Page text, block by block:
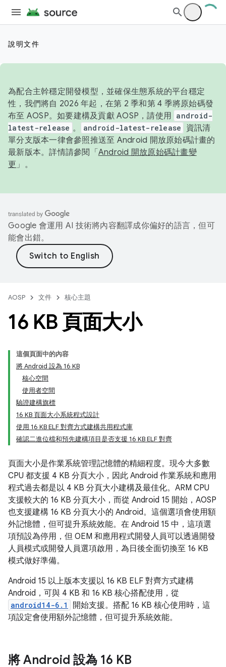
說明文件
為配合主幹穩定開發模型，並確保生態系統的平台穩定
性，我們將自 2026 年起，在第 2 季和第 4 季將原始碼發
布至 AOSP。如要建構及貢獻 AOSP，請使用 android-
latest-release 。 android-latest-release
資訊清
單分支版本一律會參照推送至 Android 開放原始碼計畫的
最新版本。詳情請參閱「 Android 開放原始碼計畫變
更 」。
Google 會運用 AI 技術將內容翻譯成你偏好的語言，但可
能會出錯。
AOSP 文件 核心主題
16 KB 頁面大小
這個頁面中的內容
將 Android 設為 16 KB
核心空間
使用者空間
驗證建構旗標
16 KB 頁面大小系統程式設計
使用 16 KB ELF 對齊方式建構共用程式庫
確認二進位檔和預先建構項目是否支援 16 KB ELF 對齊
頁面大小是作業系統管理記憶體的精細程度。現今大多數
CPU 都支援 4 KB 分頁大小，因此 Android 作業系統和應用
程式過去都是以 4 KB 分頁大小建構及最佳化。ARM CPU
支援較大的 16 KB 分頁大小，而從 Android 15 開始，AOSP
也支援建構 16 KB 分頁大小的 Android。這個選項會使用額
外記憶體，但可提升系統效能。在 Android 15 中，這項選
項預設為停用，但 OEM 和應用程式開發人員可以透過開發
人員模式或開發人員選項啟用，為日後全面切換至 16 KB
模式做好準備。
Android 15 以上版本支援以 16 KB ELF 對齊方式建構
Android，可與 4 KB 和 16 KB 核心搭配使用，從
android14-6.1
開始支援。搭配 16 KB 核心使用時，這
項設定會使用額外記憶體，但可提升系統效能。
將 Android 設為 16 KB